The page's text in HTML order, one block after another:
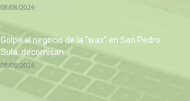
08/08/2026
Golpe al negocio de la “wax” en San Pedro
Sula: decomisan...
08/08/2026